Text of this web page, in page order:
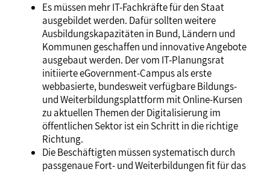
Es müssen mehr IT-Fachkräfte für den Staat
ausgebildet werden. Dafür sollten weitere
Ausbildungskapazitäten in Bund, Ländern und
Kommunen geschaffen und innovative Angebote
ausgebaut werden. Der vom IT-Planungsrat
initiierte eGovernment-Campus als erste
webbasierte, bundesweit verfügbare Bildungs-
und Weiterbildungsplattform mit Online-Kursen
zu aktuellen Themen der Digitalisierung im
öffentlichen Sektor ist ein Schritt in die richtige
Richtung.
Die Beschäftigten müssen systematisch durch
passgenaue Fort- und Weiterbildungen fit für das